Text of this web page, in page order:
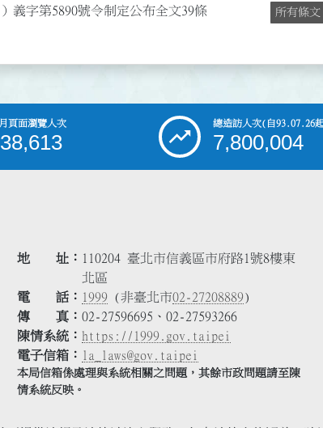
義字第5890號令制定公布全文39條 所有條文
頁面瀏覽人次 總造訪人次(自93.07.26
7,800,004
地 址
110204 臺北市信義區市府路1號8樓東
北區
電 話
1999 (非臺北市02-27208889)
傳 真
02-27596695、02-27593266
陳情系統
https://1999.gov.taipei
電子信箱
la_laws@gov.taipei
本局信箱係處理與系統相關之問題，其餘市政問題請至陳
情系統反映。